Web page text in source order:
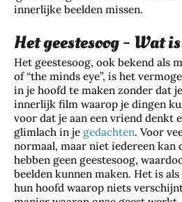
innerlijke beelden missen.
Het geestesoog - Wat
Het geestesoog, ook bekend als
of “the minds eye”, is het
in je hoofd te maken zonder dat
innerlijk film waarop je dingen
voor dat je aan een vriend denkt
glimlach in je gedachten. Voor
normaal, maar niet iedereen kan
hebben geen geestesoog,
beelden kunnen maken. Het is
hun hoofd waarop niets